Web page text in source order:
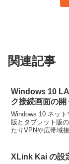
関連記事
Windows 10
ク接続画面の開
Windows 10 ネッ
版とタブレット版
たりVPNや広帯域
XLink Kai の設